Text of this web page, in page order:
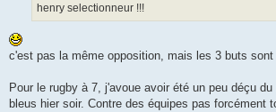
henry selectionneur !!!
c'est pas la même opposition, mais les 3 buts sont
Pour le rugby à 7, j'avoue avoir été un peu déçu
bleus hier soir. Contre des équipes pas forcément